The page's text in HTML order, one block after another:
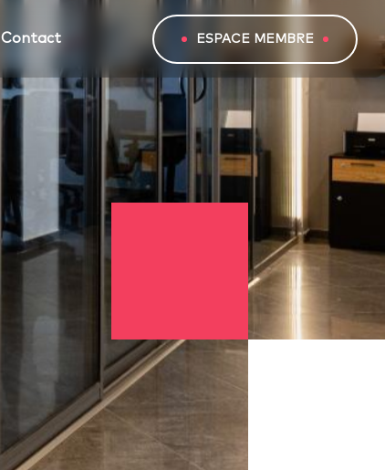
Contact ESPACE MEMBRE